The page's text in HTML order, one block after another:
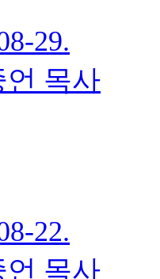
29.
언 목사
22.
언 목사